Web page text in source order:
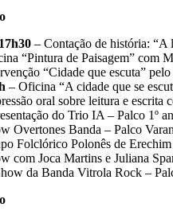
– Contação de história: “A
“Pintura de Paisagem” com
“Cidade que escuta”
– Oficina “A cidade que se
oral sobre leitura e escrita
do Trio IA – Palco 1º
Overtones Banda – Palco
Folclórico Polonês de
com Joca Martins e Juliana
da Banda Vitrola Rock –